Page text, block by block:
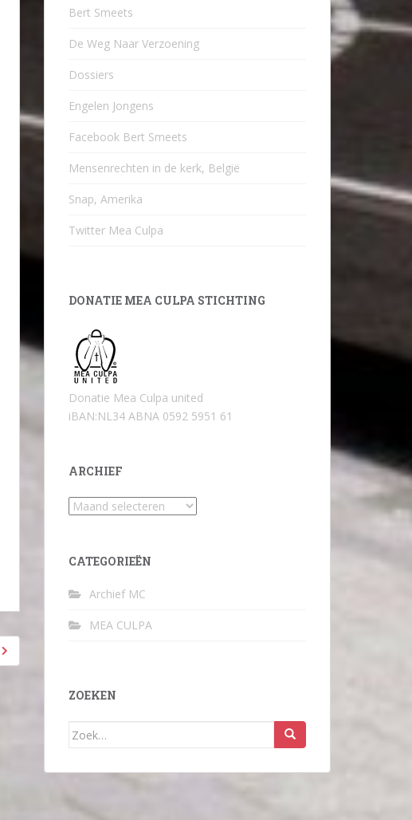
Bert Smeets
De Weg Naar Verzoening
Dossiers
Engelen Jongens
Facebook Bert Smeets
Mensenrechten in de kerk, België
Snap, Amerika
Twitter Mea Culpa
DONATIE MEA CULPA STICHTING
Donatie Mea Culpa united
iBAN:NL34 ABNA 0592 5951 61
ARCHIEF
Archief
CATEGORIEËN
Archief MC
MEA CULPA
ZOEKEN
Zoek